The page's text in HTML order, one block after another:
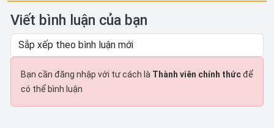
Viết bình luận của bạn
Bạn cần đăng nhập với tư cách là Thành viên chính thứcđể
có thể bình luận